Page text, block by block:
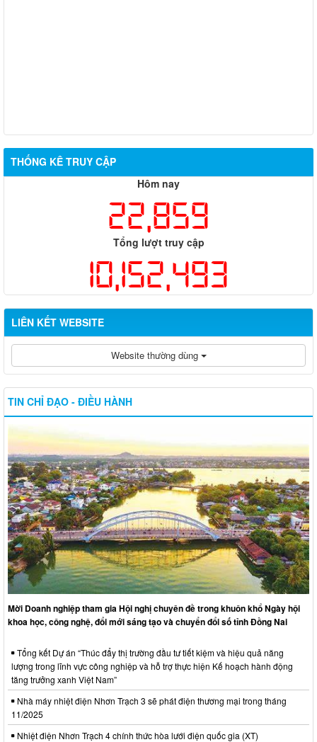
THỐNG KÊ TRUY CẬP
Hôm nay
22,859
Tổng lượt truy cập
10,152,493
LIÊN KẾT WEBSITE
Website thường dùng
TIN CHỈ ĐẠO - ĐIỀU HÀNH
Mời Doanh nghiệp tham gia Hội nghị chuyên đề trong khuôn khổ Ngày hội
khoa học, công nghệ, đổi mới sáng tạo và chuyển đổi số tỉnh Đồng Nai
Tổng kết Dự án “Thúc đẩy thị trường đầu tư tiết kiệm và hiệu quả năng
lượng trong lĩnh vực công nghiệp và hỗ trợ thực hiện Kế hoạch hành động
tăng trưởng xanh Việt Nam”
Nhà máy nhiệt điện Nhơn Trạch 3 sẽ phát điện thương mại trong tháng
11/2025
Nhiệt điện Nhơn Trạch 4 chính thức hòa lưới điện quốc gia (XT)